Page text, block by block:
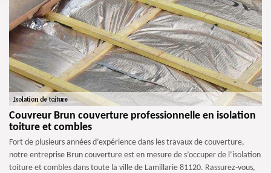
Couvreur Brun couverture professionnelle en isolation
toiture et combles
Fort de plusieurs années d’expérience dans les travaux de couverture,
notre entreprise Brun couverture est en mesure de s’occuper de l’isolation
toiture et combles dans toute la ville de Lamillarie 81120. Rassurez-vous,